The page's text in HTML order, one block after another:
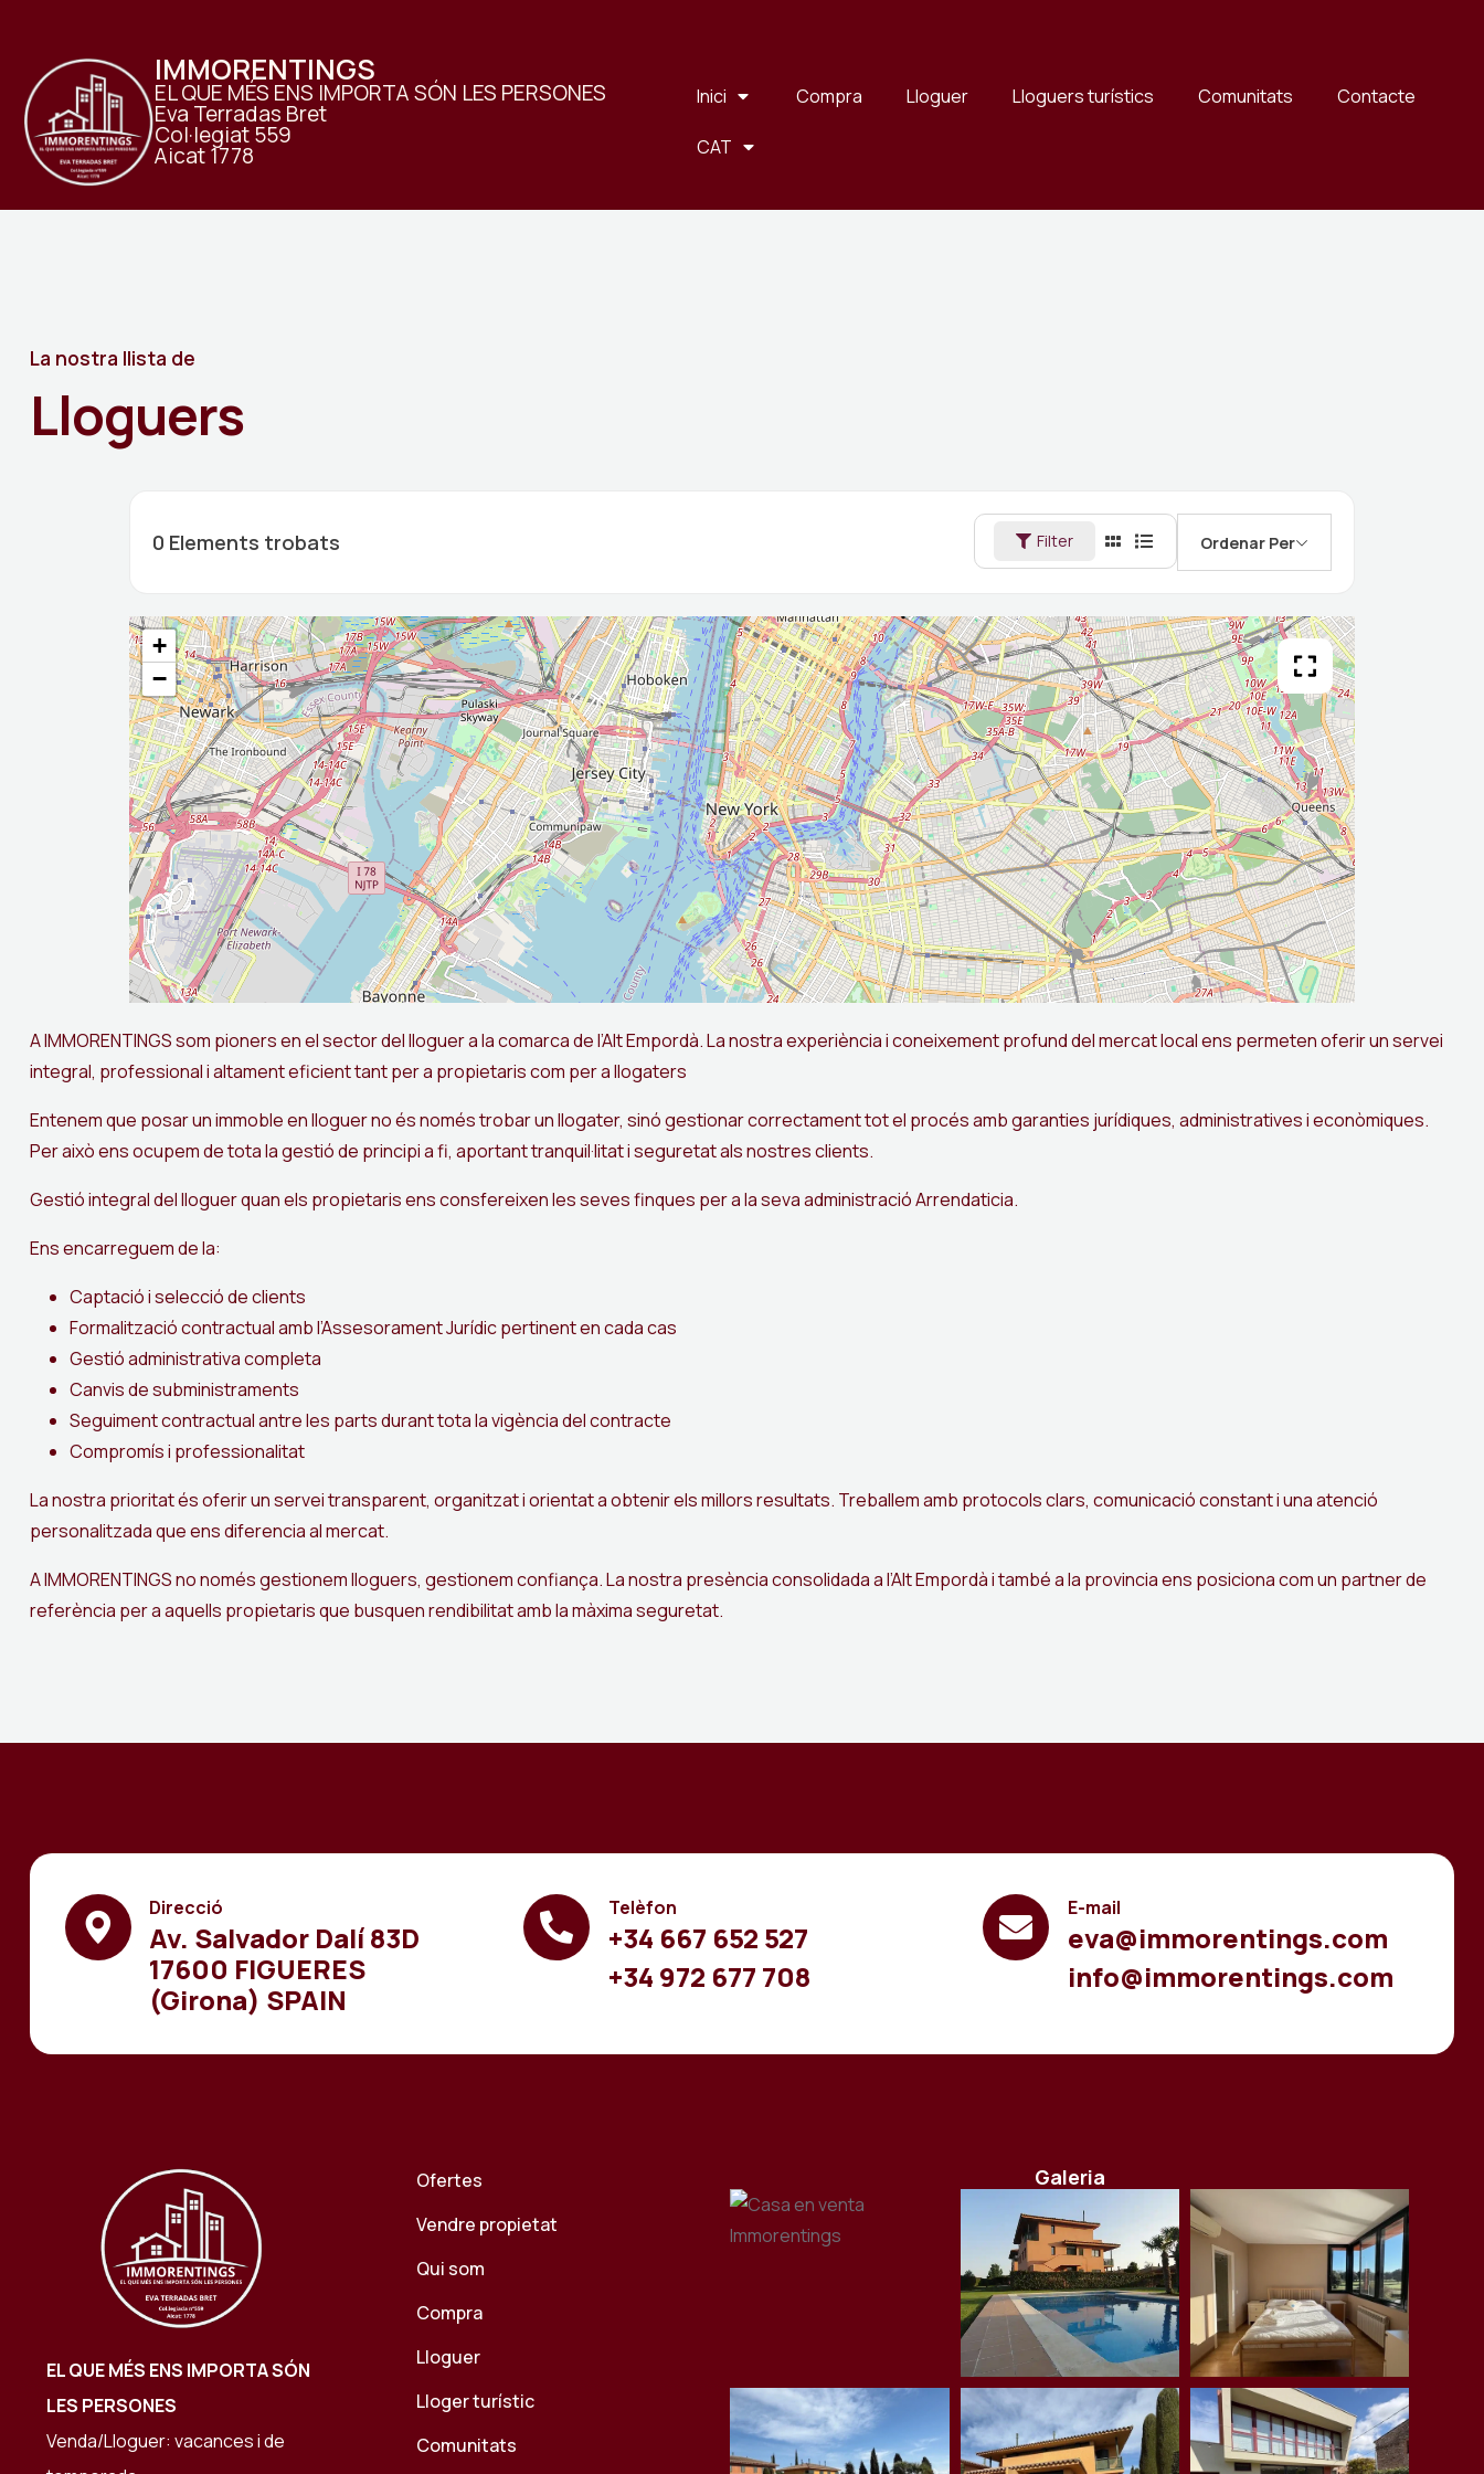
IMMORENTINGS
EL QUE MÉS ENS IMPORTA SÓN LES PERSONES
Eva Terradas Bret
Col·legiat 559
Aicat 1778
Inici Compra Lloguer Lloguers turístics Comunitats Contacte
CAT
La nostra llista de
Lloguers
0 Elements trobats Filter Ordenar Per
+
−
A IMMORENTINGS som pioners en el sector del lloguer a la comarca de l’Alt Empordà. La nostra experiència i coneixement profund del mercat local ens permeten oferir un servei
integral, professional i altament eficient tant per a propietaris com per a llogaters
Entenem que posar un immoble en lloguer no és només trobar un llogater, sinó gestionar correctament tot el procés amb garanties jurídiques, administratives i econòmiques.
Per això ens ocupem de tota la gestió de principi a fi, aportant tranquil·litat i seguretat als nostres clients.
Gestió integral del lloguer quan els propietaris ens consfereixen les seves finques per a la seva administració Arrendaticia.
Ens encarreguem de la:
Captació i selecció de clients
Formalització contractual amb l’Assesorament Jurídic pertinent en cada cas
Gestió administrativa completa
Canvis de subministraments
Seguiment contractual antre les parts durant tota la vigència del contracte
Compromís i professionalitat
La nostra prioritat és oferir un servei transparent, organitzat i orientat a obtenir els millors resultats. Treballem amb protocols clars, comunicació constant i una atenció
personalitzada que ens diferencia al mercat.
A IMMORENTINGS no només gestionem lloguers, gestionem confiança. La nostra presència consolidada a l’Alt Empordà i també a la provincia ens posiciona com un partner de
referència per a aquells propietaris que busquen rendibilitat amb la màxima seguretat.
Direcció
Av. Salvador Dalí 83D
17600 FIGUERES
(Girona) SPAIN
Telèfon
+34 667 652 527
+34 972 677 708
E-mail
eva@immorentings.com
info@immorentings.com
EL QUE MÉS ENS IMPORTA SÓN
LES PERSONES
Venda/Lloguer: vacances i de
Ofertes
Vendre propietat
Qui som
Compra
Lloguer
Lloger turístic
Comunitats
Galeria